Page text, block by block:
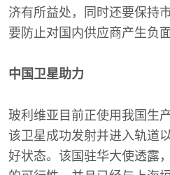
济有所益处，同时还要保持
要防止对国内供应商产生负面
中国卫星助力
玻利维亚目前正使用我国生
该卫星成功发射并进入轨道
好状态。该国驻华大使透露